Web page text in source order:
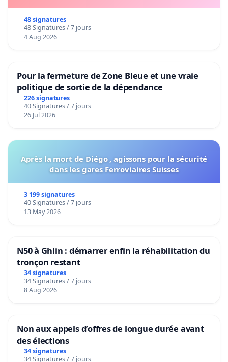
48 signatures
48 Signatures / 7 jours
4 Aug 2026
Pour la fermeture de Zone Bleue et une vraie
politique de sortie de la dépendance
226 signatures
40 Signatures / 7 jours
26 Jul 2026
Après la mort de Diégo , agissons pour la sécurité
dans les gares Ferroviaires Suisses
3 199 signatures
40 Signatures / 7 jours
13 May 2026
N50 à Ghlin : démarrer enfin la réhabilitation du
tronçon restant
34 signatures
34 Signatures / 7 jours
8 Aug 2026
Non aux appels d’offres de longue durée avant
des élections
34 signatures
34 Signatures / 7 jours